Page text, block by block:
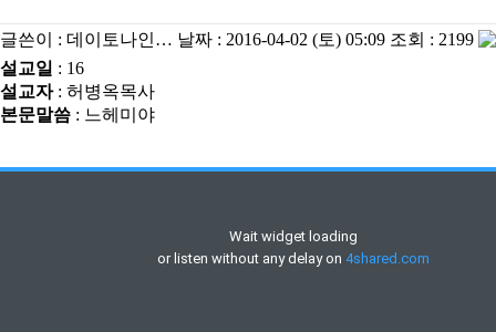
글쓴이 : 데이토나인… 날짜 : 2016-04-02 (토) 05:09 조회 : 2199
설교일 : 16
설교자: 허병옥목사
본문말씀 : 느헤미야